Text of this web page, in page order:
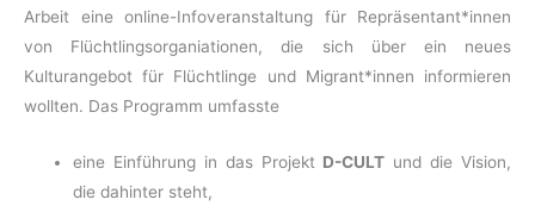
Arbeit eine online-Infoveranstaltung für Repräsentant*innen
von Flüchtlingsorganiationen, die sich über ein neues
Kulturangebot für Flüchtlinge und Migrant*innen informieren
wollten. Das Programm umfasste
eine Einführung in das Projekt D-CULT und die Vision,
die dahinter steht,